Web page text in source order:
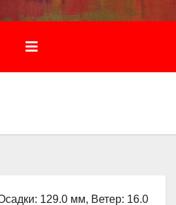
129.0 мм, Ветер: 16.0